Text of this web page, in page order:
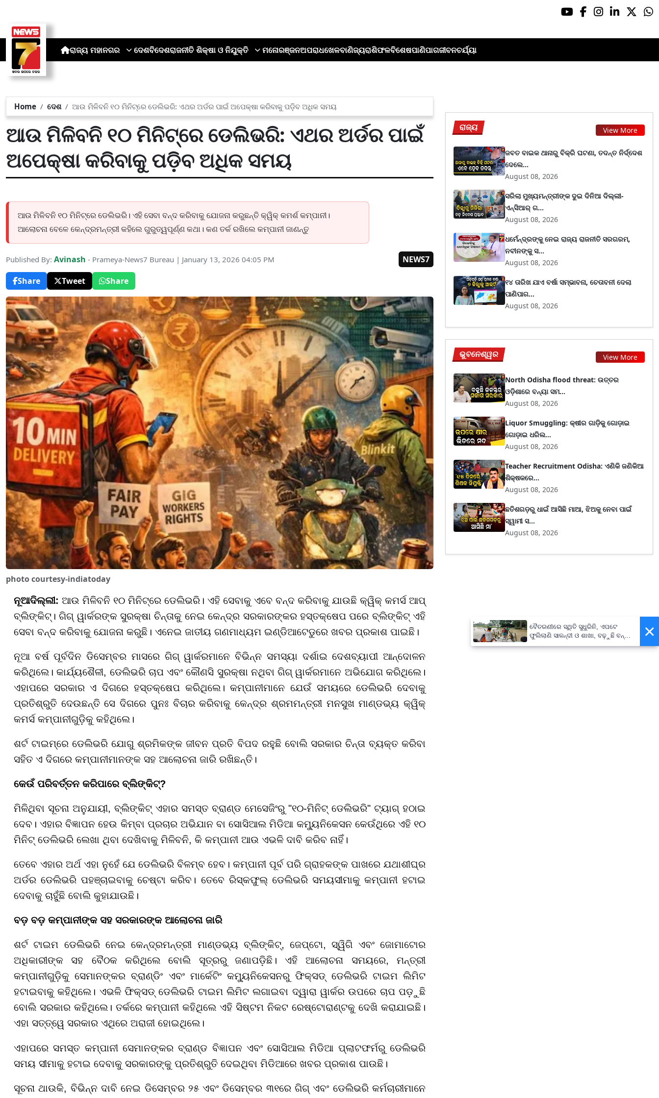
ରାଜ୍ୟ ମହାନଗର ଦେଶବିଦେଶରାଜନୀତି ଶିକ୍ଷା ଓ ନିଯୁକ୍ତି ମନୋରଞ୍ଜନଅପରାଧଖେଳବାଣିଜ୍ୟରାଶିଫଳବିଶେଷପାଣିପାଗଜୀବନଚର୍ଯ୍ୟା
Home ଦେଶ ଆଉ ମିଳିବନି ୧୦ ମିନିଟ୍‌ରେ ଡେଲିଭରି: ଏଥର ଅର୍ଡର ପାଇଁ ଅପେକ୍ଷା କରିବାକୁ ପଡ଼ିବ ଅଧିକ ସମୟ
ଆଉ ମିଳିବନି ୧୦ ମିନିଟ୍‌ରେ ଡେଲିଭରି: ଏଥର ଅର୍ଡର ପାଇଁ
ଅପେକ୍ଷା କରିବାକୁ ପଡ଼ିବ ଅଧିକ ସମୟ
ଆଉ ମିଳିବନି ୧୦ ମିନିଟ୍‌ରେ ଡେଲିଭରି। ଏହି ସେବା ବନ୍ଦ କରିବାକୁ ଯୋଜନା କରୁଛନ୍ତି କ୍ୱିକ୍‌ କମର୍ଶ କମ୍ପାନୀ।
ଆଲୋଚନା ବେଳେ କେନ୍ଦ୍ରମନ୍ତ୍ରୀ କହିଲେ ଗୁରୁତ୍ୱପୂର୍ଣ୍ଣ କଥା। କଣ ତର୍କ ରଖିଲେ କମ୍ପାନୀ ଜାଣନ୍ତୁ
Published By: Avinash - Prameya-News7 Bureau | January 13, 2026 04:05 PM
NEWS7
Share
Tweet Share
photo courtesy-indiatoday
ନୂଆଦିଲ୍ଲୀ: ଆଉ ମିଳିବନି ୧୦ ମିନିଟ୍‌ରେ ଡେଲିଭରି। ଏହି ସେବାକୁ ଏବେ ବନ୍ଦ କରିବାକୁ ଯାଉଛି କ୍ୱିକ୍ କମର୍ସ ଆପ୍
ବ୍ଲିଙ୍କିଟ୍। ଗିଗ୍ ୱାର୍କରଙ୍କ ସୁରକ୍ଷା ଚିନ୍ତାକୁ ନେଇ କେନ୍ଦ୍ର ସରକାରଙ୍କର ହସ୍ତକ୍ଷେପ ପରେ ବ୍ଲିଙ୍କିଟ୍ ଏହି
ସେବା ବନ୍ଦ କରିବାକୁ ଯୋଜନା କରୁଛି। ଏନେଇ ଜାତୀୟ ଗଣମାଧ୍ୟମ ଇଣ୍ଡିଆଟେଡୁରେ ଖବର ପ୍ରକାଶ ପାଇଛି।
ନୂଆ ବର୍ଷ ପୂର୍ବଦିନ ଡିସେମ୍ବର ମାସରେ ଗିଗ୍ ୱାର୍କରମାନେ ବିଭିନ୍ନ ସମସ୍ୟା ଦର୍ଶାଇ ଦେଶବ୍ୟାପୀ ଆନ୍ଦୋଳନ
କରିଥିଲେ। କାର୍ଯ୍ୟଶୈଳୀ, ଡେଲିଭରି ଚାପ ଏବଂ କୌଣସି ସୁରକ୍ଷା ନଥିବା ଗିଗ୍ ୱାର୍କରମାନେ ଅଭିଯୋଗ କରିଥିଲେ।
ଏହାପରେ ସରକାର ଏ ଦିଗରେ ହସ୍ତକ୍ଷେପ କରିଥିଲେ। କମ୍ପାନୀମାନେ ଯେଉଁ ସମୟରେ ଡେଲିଭରି ଦେବାକୁ
ପ୍ରତିଶ୍ରୁତି ଦେଉଛନ୍ତି ସେ ଦିଗରେ ପୁନଃ ବିଚାର କରିବାକୁ କେନ୍ଦ୍ର ଶ୍ରମମନ୍ତ୍ରୀ ମନସୁଖ ମାଣ୍ଡଭ୍ୟ କ୍ୱିକ୍
କମର୍ସ କମ୍ପାନୀଗୁଡ଼ିକୁ କହିଥିଲେ।
ଶର୍ଟ ଟାଇମ୍‌ରେ ଡେଲିଭରି ଯୋଗୁ ଶ୍ରମିକଙ୍କ ଜୀବନ ପ୍ରତି ବିପଦ ରହୁଛି ବୋଲି ସରକାର ଚିନ୍ତା ବ୍ୟକ୍ତ କରିବା
ସହିତ ଏ ଦିଗରେ କମ୍ପାନୀମାନଙ୍କ ସହ ଆଲୋଚନା ଜାରି ରଖିଛନ୍ତି।
କେଉଁ ପରିବର୍ତ୍ତନ କରିପାରେ ବ୍ଲିଙ୍କିଟ୍?
ମିଳିଥିବା ସୂଚନା ଅନୁଯାୟୀ, ବ୍ଲିଙ୍କିଟ୍ ଏହାର ସମସ୍ତ ବ୍ରାଣ୍ଡ ମେସେଜିଂରୁ "୧୦-ମିନିଟ୍ ଡେଲିଭରି" ଟ୍ୟାଗ୍ ହଠାଇ
ଦେବ। ଏହାର ବିଜ୍ଞାପନ ହେଉ କିମ୍ବା ପ୍ରଚାର ଅଭିଯାନ ବା ସୋସିଆଲ ମିଡିଆ କମ୍ୟୁନିକେସନ କେଉଁଥିରେ ଏହି ୧୦
ମିନିଟ୍ ଡେଲିଭରି ଲେଖା ଥିବା ଦେଖିବାକୁ ମିଳିବନି, କି କମ୍ପାନୀ ଆଉ ଏଭଳି ଦାବି କରିବ ନାହିଁ।
ତେବେ ଏହାର ଅର୍ଥ ଏହା ନୁହେଁ ଯେ ଡେଲିଭରି ବିଳମ୍ବ ହେବ। କମ୍ପାନୀ ପୂର୍ବ ପରି ଗ୍ରାହକଙ୍କ ପାଖରେ ଯଥାଶୀଘ୍ର
ଅର୍ଡର ଡେଲିଭରି ପହଞ୍ଚାଇବାକୁ ଚେଷ୍ଟା କରିବ। ତେବେ ରିସ୍କଫୁଲ୍ ଡେଲିଭରି ସମୟସୀମାକୁ କମ୍ପାନୀ ହଟାଇ
ଦେବାକୁ ଚାହୁଁଛି ବୋଲି କୁହାଯାଉଛି।
ବଡ଼ ବଡ଼ କମ୍ପାନୀଙ୍କ ସହ ସରକାରଙ୍କ ଆଲୋଚନା ଜାରି
ଶର୍ଟ ଟାଇମ ଡେଲିଭରି ନେଇ କେନ୍ଦ୍ରମନ୍ତ୍ରୀ ମାଣ୍ଡଭ୍ୟ ବ୍ଲିଙ୍କିଟ୍, ଜେପ୍ଟୋ, ସ୍ୱିଗି ଏବଂ ଜୋମାଟୋର
ଅଧିକାରୀଙ୍କ ସହ ବୈଠକ କରିଥିଲେ ବୋଲି ସୂତ୍ରରୁ ଜଣାପଡ଼ିଛି। ଏହି ଆଲୋଚନା ସମୟରେ, ମନ୍ତ୍ରୀ
କମ୍ପାନୀଗୁଡ଼ିକୁ ସେମାନଙ୍କର ବ୍ରାଣ୍ଡିଂ ଏବଂ ମାର୍କେଟିଂ କମ୍ୟୁନିକେସନରୁ ଫିକ୍ସଡ୍ ଡେଲିଭରି ଟାଇମ ଲିମିଟ
ହଟାଇବାକୁ କହିଥିଲେ। ଏଭଳି ଫିକ୍ସଡ୍ ଡେଲିଭରି ଟାଇମ ଲିମିଟ ଲଗାଇବା ଦ୍ୱାରା ୱାର୍କର ଉପରେ ଚାପ ପଡ଼ୁଛି
ବୋଲି ସରକାର କହିଥିଲେ। ତର୍କରେ କମ୍ପାନୀ କହିଥିଲେ ଏହି ସିଷ୍ଟମ ନିକଟ ରେଷ୍ଟୋରାଣ୍ଟକୁ ଦେଖି କରାଯାଇଛି।
ଏହା ସତ୍ତ୍ୱେ ସରକାର ଏଥିରେ ଅରାଜୀ ହୋଇଥିଲେ।
ଏହାପରେ ସମସ୍ତ କମ୍ପାନୀ ସେମାନଙ୍କର ବ୍ରାଣ୍ଡ ବିଜ୍ଞାପନ ଏବଂ ସୋସିଆଲ ମିଡିଆ ପ୍ଲାଟଫର୍ମରୁ ଡେଲିଭରି
ସମୟ ସୀମାକୁ ହଟାଇ ଦେବାକୁ ସରକାରଙ୍କୁ ପ୍ରତିଶ୍ରୁତି ଦେଇଥିବା ମିଡିଆରେ ଖବର ପ୍ରକାଶ ପାଉଛି।
ସୂଚନା ଥାଉକି, ବିଭିନ୍ନ ଦାବି ନେଇ ଡିସେମ୍ବର ୨୫ ଏବଂ ଡିସେମ୍ବର ୩୧ରେ ଗିଗ୍ ଏବଂ ଡେଲିଭରି କର୍ମଚାରୀମାନେ
ରାଜ୍ୟ View More
ଜବତ ବାଇକ ଥାନାରୁ ବିକ୍ରି ଘଟଣା, ତଦନ୍ତ ନିର୍ଦ୍ଦେଶ
ଦେଲେ...
August 08, 2026
ସରିଲା ମୁଖ୍ୟମନ୍ତ୍ରୀଙ୍କ ଦୁଇ ଦିନିଆ ଦିଲ୍ଲୀ-
ଏନ୍‌ସିଆର୍ ଗ...
August 08, 2026
ଧର୍ମେନ୍ଦ୍ରଙ୍କୁ ନେଇ ରାଜ୍ୟ ରାଜନୀତି ସରଗରମ,
ନବୀନଙ୍କୁ ସ...
August 08, 2026
୧୪ ତାରିଖ ଯାଏ ବର୍ଷା ସମ୍ଭାବନା, ଚେତାବନୀ ଦେଲା
ପାଣିପାଗ...
August 08, 2026
ଭୁବନେଶ୍ୱର View More
North Odisha flood threat: ଉତ୍ତର
ଓଡ଼ିଶାରେ ବନ୍ୟା ସମ...
August 08, 2026
Liquor Smuggling: କ୍ଷୀର ଗାଡ଼ିକୁ ଗୋଡ଼ାଇ
ଗୋଡ଼ାଇ ଧରିଲ...
August 08, 2026
Teacher Recruitment Odisha: ଏଣିକି ଜଣିକିଆ
ଶିକ୍ଷକରେ...
August 08, 2026
ଛତିଶଗଡ଼ରୁ ଧାଇଁ ଆସିଛି ମାଆ, ଝିଅକୁ ନେବା ପାଇଁ
ସ୍ୱାମୀ ସ...
August 08, 2026
×
ବୈତରଣୀରେ ସ୍ଥିତି ସୁଧୁରିନି, ଏପଟେ
ଫୁଲିଲାଣି ସାଳନ୍ଦୀ ଓ ଶାଖା, ବଢ଼ୁଛି ବନ୍ୟା